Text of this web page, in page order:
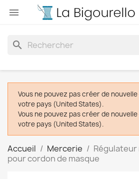

search
Vous ne pouvez pas créer de
votre pays (United States).
Vous ne pouvez pas créer de
votre pays (United States).
Accueil Mercerie
pour cordon de masque